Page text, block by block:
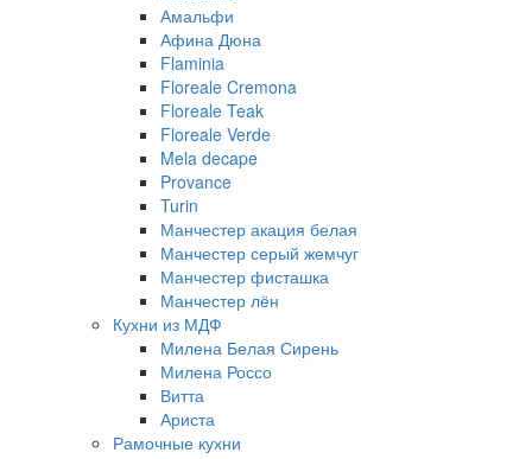
Амальфи
Афина Дюна
Flaminia
Floreale Cremona
Floreale Teak
Floreale Verde
Mela decape
Provance
Turin
Манчестер акация белая
Манчестер серый жемчуг
Манчестер фисташка
Манчестер лён
Кухни из МДФ
Милена Белая Сирень
Милена Россо
Витта
Ариста
Рамочные кухни